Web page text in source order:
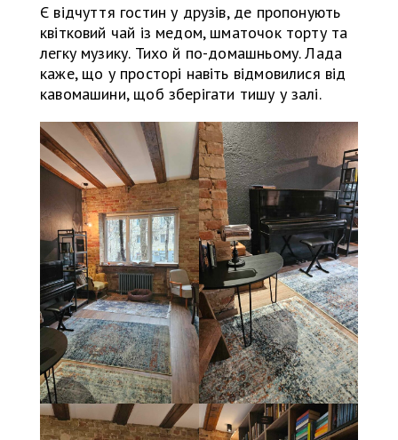
Є відчуття гостин у друзів, де пропонують
квітковий чай із медом, шматочок торту та
легку музику. Тихо й по-домашньому. Лада
каже, що у просторі навіть відмовилися від
кавомашини, щоб зберігати тишу у залі.